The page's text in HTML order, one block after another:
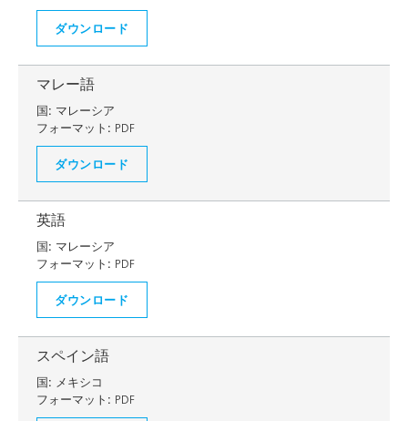
ダウンロード
マレー語
国: マレーシア
フォーマット: PDF
ダウンロード
英語
国: マレーシア
フォーマット: PDF
ダウンロード
スペイン語
国: メキシコ
フォーマット: PDF